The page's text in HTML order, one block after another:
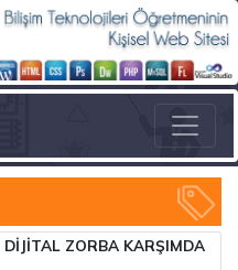
ZORBA KARŞIMDA